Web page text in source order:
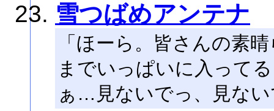
雪つばめアンテナ
「ほーら。皆さんの素
までいっぱいに入って
ぁ…見ないでっ、見な